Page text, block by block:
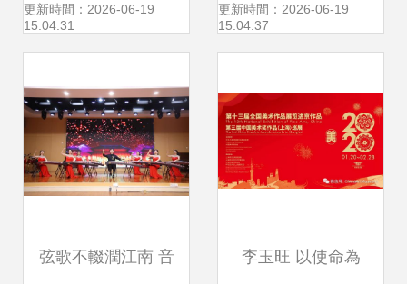
的藝術”專題培訓，
業文化
更新時間：2026-06-19
15:04:31
度人才招募計劃
藝術交流新篇章
更新時間：2026-06-19
15:04:37
弦歌不輟潤江南 音 李玉旺 以使命為